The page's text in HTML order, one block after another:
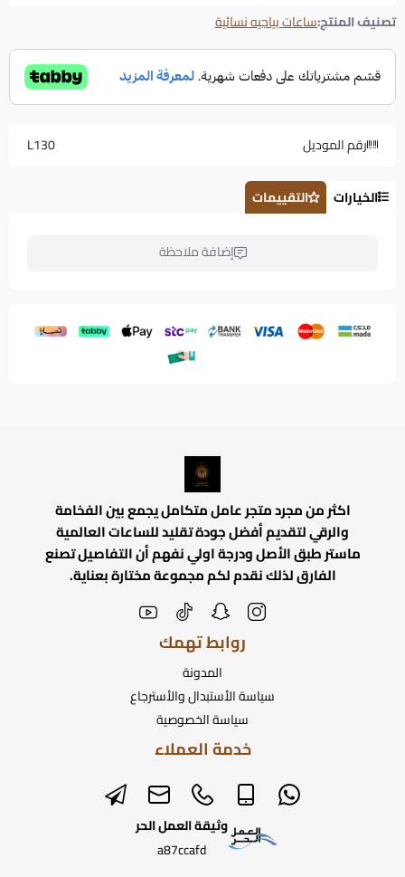
تصنيف المنتج:ساعات بياجيه نسائية
رقم الموديل L130
الخيارات التقييمات
إضافة ملاحظة
اكثر من مجرد متجر عامل متكامل يجمع بين الفخامة
والرقي لتقديم أفضل جودة تقليد للساعات العالمية
ماستر طبق الأصل ودرجة اولي نفهم أن التفاصيل تصنع
الفارق لذلك نقدم لكم مجموعة مختارة بعناية.
روابط تهمك
المدونة
سياسة الأستبدال والأسترجاع
سياسة الخصوصية
خدمة العملاء
وثيقة العمل الحر
a87ccafd